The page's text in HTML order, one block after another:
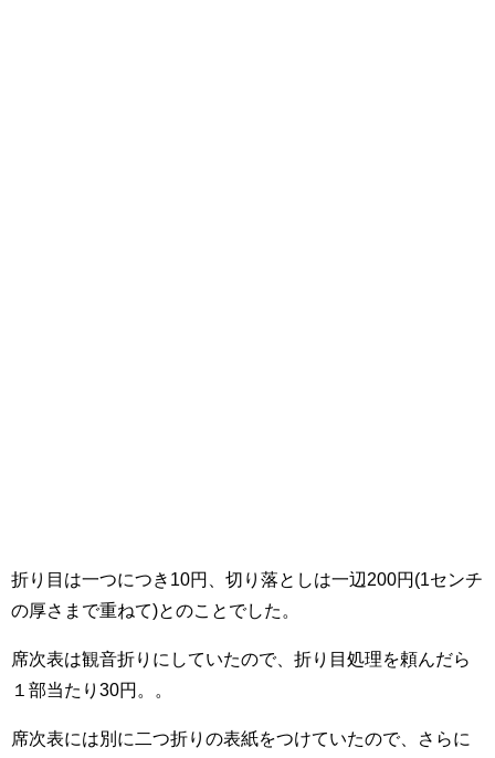
折り目は一つにつき10円、切り落としは一辺200円(1センチ
の厚さまで重ねて)とのことでした。
席次表は観音折りにしていたので、折り目処理を頼んだら
１部当たり30円。。
席次表には別に二つ折りの表紙をつけていたので、さらに